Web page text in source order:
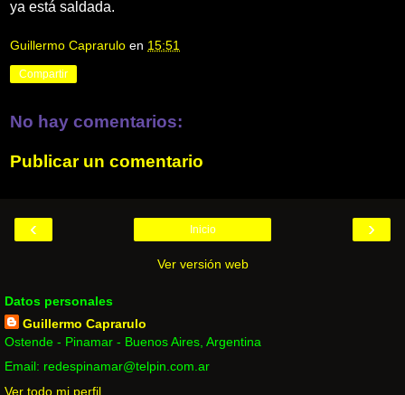
ya está saldada.
Guillermo Caprarulo en 15:51
Compartir
No hay comentarios:
Publicar un comentario
‹ ›
Inicio
Ver versión web
Datos personales
Guillermo Caprarulo
Ostende - Pinamar - Buenos Aires, Argentina
Email: redespinamar@telpin.com.ar
Ver todo mi perfil